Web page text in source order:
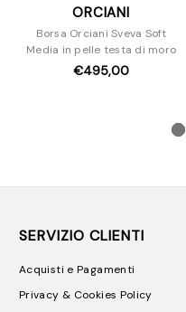
ORCIANI
Borsa Orciani Sveva Soft
Media in pelle testa di moro
€495,00
SERVIZIO CLIENTI
Acquisti e Pagamenti
Privacy & Cookies Policy